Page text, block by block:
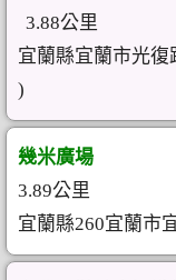
3.88公里
宜蘭縣宜蘭市光
)
幾米廣場
3.89公里
宜蘭縣260宜蘭市